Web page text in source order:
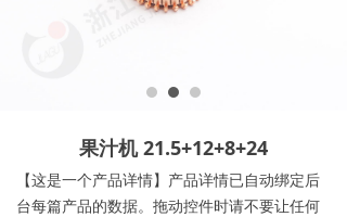
【这是一个产品详情】产品详情已自动绑定后
台每篇产品的数据。拖动控件时请不要让任何
果汁机 21.5+12+8+24